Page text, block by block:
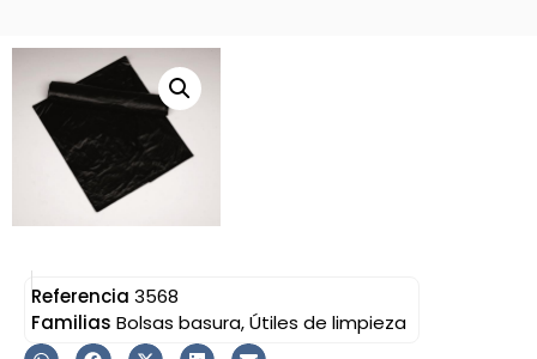
Referencia 3568
Familias Bolsas basura,Útiles de limpieza